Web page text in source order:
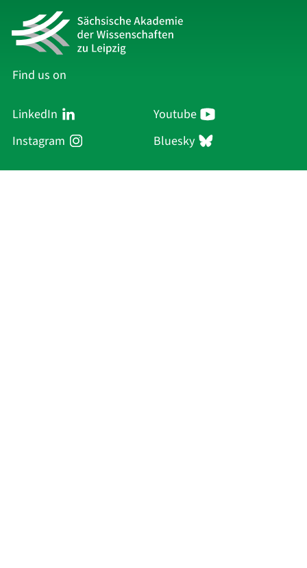
Find us on
LinkedIn
Youtube
Instagram
Bluesky